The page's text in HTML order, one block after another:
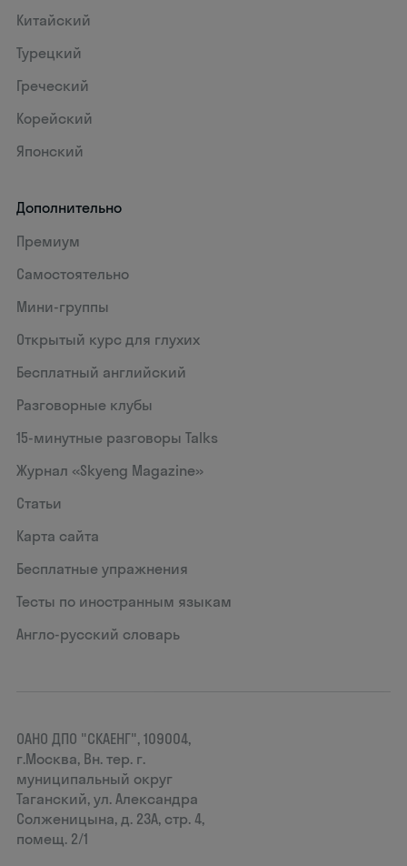
Китайский
Турецкий
Греческий
Корейский
Японский
Дополнительно
Премиум
Самостоятельно
Мини-группы
Открытый курс для глухих
Бесплатный английский
Разговорные клубы
15‑минутные разговоры Talks
Журнал «Skyeng Magazine»
Статьи
Карта сайта
Бесплатные упражнения
Тесты по иностранным языкам
Англо-русский словарь
ОАНО ДПО "СКАЕНГ", 109004,
г.Москва, Вн. тер. г.
муниципальный округ
Таганский, ул. Александра
Солженицына, д. 23А, стр. 4,
помещ. 2/1